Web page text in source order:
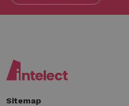
Sitemap